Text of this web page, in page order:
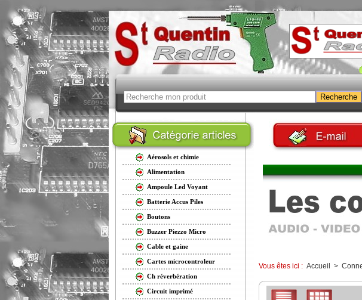
Aérosols et chimie
Alimentation
Ampoule Led Voyant
Batterie Accus Piles
Boutons
Buzzer Piezzo Micro
Cable et gaine
Cartes microcontroleur
Ch réverbération
Circuit imprimé
Vous êtes ici : Accueil >